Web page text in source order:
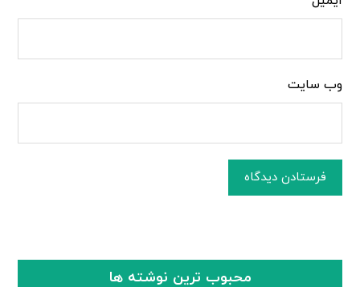
وب‌ سایت
فرستادن دیدگاه
محبوب ترین نوشته ها